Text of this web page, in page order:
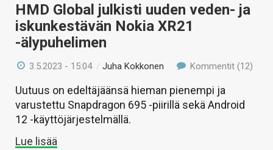
HMD Global julkisti uuden veden- ja
iskunkestävän Nokia XR21
-älypuhelimen
3.5.2023 - 15:04 /Juha Kokkonen Kommentit (12)
Uutuus on edeltäjäänsä hieman pienempi ja
varustettu Snapdragon 695 -piirillä sekä Android
12 -käyttöjärjestelmällä.
Lue lisää